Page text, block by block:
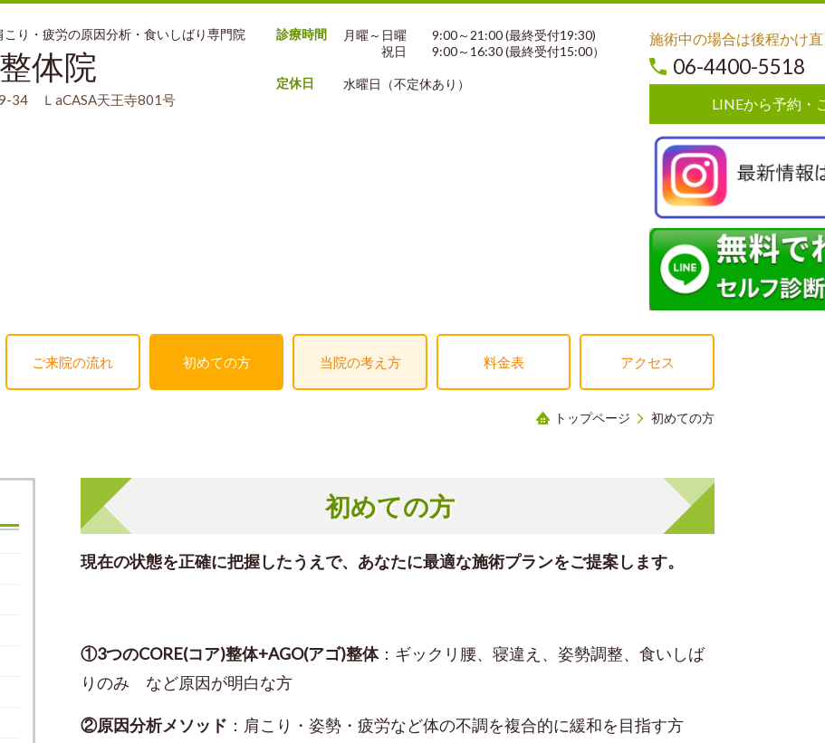
り・疲労の原因分析・食いしばり専門院
体院
34 ＬaCASA天王寺801号
診療時間
月曜～日曜 9:00～21:00 (最終受付19:30)
祝日 9:00～16:30 (最終受付15:00）
定休日 水曜日（不定休あり）
施術中の場合は後程かけ
06-4400-5518
LINEから予約・
ご来院の流れ 初めての方 当院の考え方 料金表 アクセス
トップページ 初めての方
初めての方
現在の状態を正確に把握したうえで、あなたに最適な施術プランをご提案します。
①3つのCORE(コア)整体+AGO(アゴ)整体：ギックリ腰、寝違え、姿勢調整、食いしば
りのみ など原因が明白な方
②原因分析メソッド ：肩こり・姿勢・疲労など体の不調を複合的に緩和を目指す方